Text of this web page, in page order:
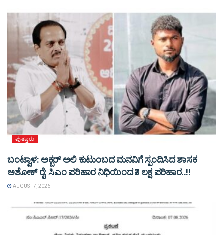
ಪುತ್ತೂರು
ಬಂಟ್ವಾಳ: ಅಕ್ಬರ್ ಅಲಿ ಕುಟುಂಬದ ಮನವಿಗೆ ಸ್ಪಂದಿಸಿದ ಶಾಸಕ
ಅಶೋಕ್ ರೈ: ಸಿಎಂ ಪರಿಹಾರ ನಿಧಿಯಿಂದ ₹3 ಲಕ್ಷ ಪರಿಹಾರ..!!
AUGUST 7, 2026